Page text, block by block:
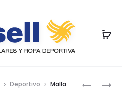
TIRANTES
Deportivo
Malla